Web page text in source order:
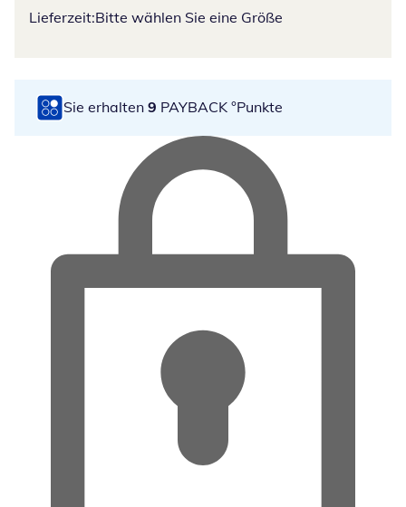
Lieferzeit:Bitte wählen Sie eine Größe
Sie erhalten 9 PAYBACK °Punkte